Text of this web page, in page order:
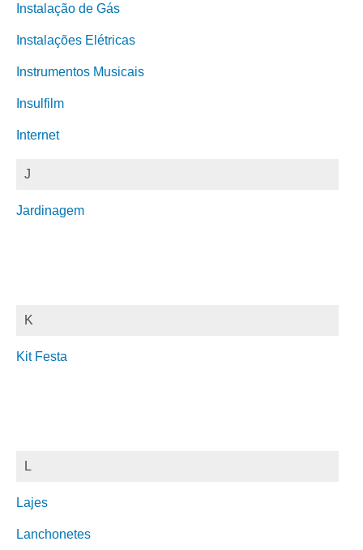
Instalação de Gás
Instalações Elétricas
Instrumentos Musicais
Insulfilm
Internet
J
Jardinagem
K
Kit Festa
L
Lajes
Lanchonetes